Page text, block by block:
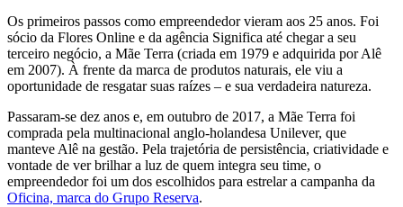
Os primeiros passos como empreendedor vieram aos 25 anos. Foi
sócio da Flores Online e da agência Significa até chegar a seu
terceiro negócio, a Mãe Terra (criada em 1979 e adquirida por Alê
em 2007). À frente da marca de produtos naturais, ele viu a
oportunidade de resgatar suas raízes – e sua verdadeira natureza.
Passaram-se dez anos e, em outubro de 2017, a Mãe Terra foi
comprada pela multinacional anglo-holandesa Unilever, que
manteve Alê na gestão. Pela trajetória de persistência, criatividade e
vontade de ver brilhar a luz de quem integra seu time, o
empreendedor foi um dos escolhidos para estrelar a campanha da
Oficina, marca do Grupo Reserva.